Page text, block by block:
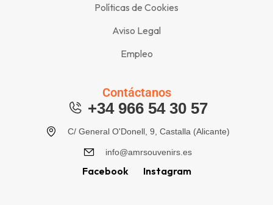
Políticas de Cookies
Aviso Legal
Empleo
Contáctanos
+34 966 54 30 57
C/ General O'Donell, 9, Castalla (Alicante)
info@amrsouvenirs.es
Facebook Instagram